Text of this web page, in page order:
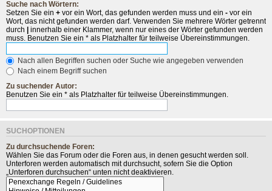
Suche nach Wörtern:
Setzen Sie ein + vor ein Wort, das gefunden werden muss und ein - vor ein
Wort, das nicht gefunden werden darf. Verwenden Sie mehrere Wörter getrennt
durch | innerhalb einer Klammer, wenn nur eines der Wörter gefunden werden
muss. Benutzen Sie ein * als Platzhalter für teilweise Übereinstimmungen.
Nach allen Begriffen suchen oder Suche wie angegeben verwenden
Nach einem Begriff suchen
Zu suchender Autor:
Benutzen Sie ein * als Platzhalter für teilweise Übereinstimmungen.
SUCHOPTIONEN
Zu durchsuchende Foren:
Wählen Sie das Forum oder die Foren aus, in denen gesucht werden soll.
Unterforen werden automatisch mit durchsucht, sofern Sie die Option
„Unterforen durchsuchen“ unten nicht deaktivieren.